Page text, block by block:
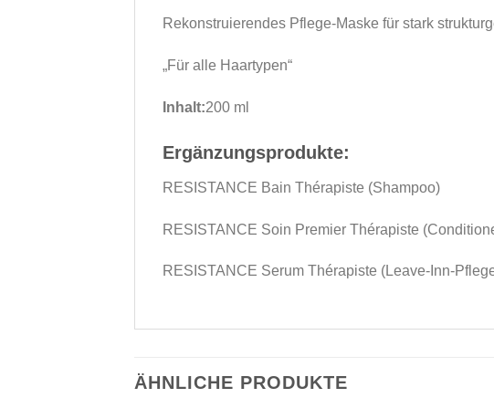
Rekonstruierendes Pflege-Maske für stark
„Für alle Haartypen“
Inhalt:200 ml
Ergänzungsprodukte:
RESISTANCE Bain Thérapiste (Shampoo)
RESISTANCE Soin Premier Thérapiste
RESISTANCE Serum Thérapiste (Leave-Inn-
ÄHNLICHE PRODUKTE